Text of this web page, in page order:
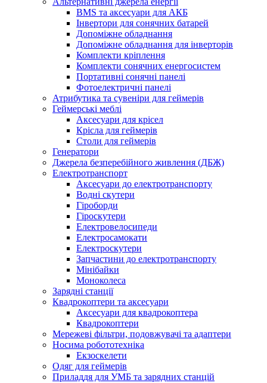
BMS та аксесуари для АКБ
Інвертори для сонячних батарей
Допоміжне обладнання
Допоміжне обладнання для інверторів
Комплекти кріплення
Комплекти сонячних енергосистем
Портативні сонячні панелі
Фотоелектричні панелі
Атрибутика та сувеніри для геймерів
Геймерські меблі
Аксесуари для крісел
Крісла для геймерів
Столи для геймерів
Генератори
Джерела безперебійного живлення (ДБЖ)
Електротранспорт
Аксесуари до електротранспорту
Водні скутери
Гіроборди
Гіроскутери
Електровелосипеди
Електросамокати
Електроскутери
Запчастини до електротранспорту
Мінібайки
Моноколеса
Зарядні станції
Квадрокоптери та аксесуари
Аксесуари для квадрокоптера
Квадрокоптери
Мережеві фільтри, подовжувачі та адаптери
Носима робототехніка
Екзоскелети
Одяг для геймерів
Приладдя для УМБ та зарядних станцій